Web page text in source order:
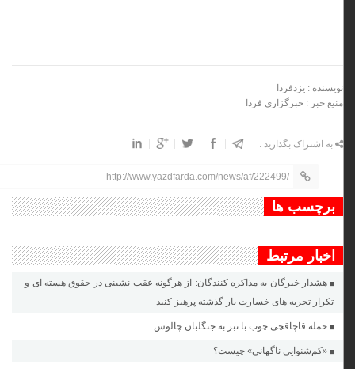
نویسنده : یزدفردا
منبع خبر : خبرگزاری فردا
به اشتراک بگذارید :
http://www.yazdfarda.com/news/af/222499/
برچسب ها
اخبار مرتبط
هشدار خبرگان به مذاکره کنندگان: از هرگونه عقب نشینی در حقوق هسته ای و
تکرار تجربه های خسارت بار گذشته پرهیز کنید
حمله قاچاقچی چوب با تبر به جنگلبان چالوس
«کم‌شنوایی ناگهانی» چیست؟